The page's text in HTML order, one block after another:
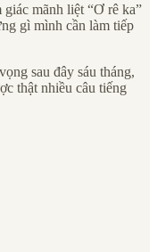
mãnh liệt “Ơ rê ka”
gì mình cần làm tiếp
sau đây sáu tháng,
thật nhiều câu tiếng